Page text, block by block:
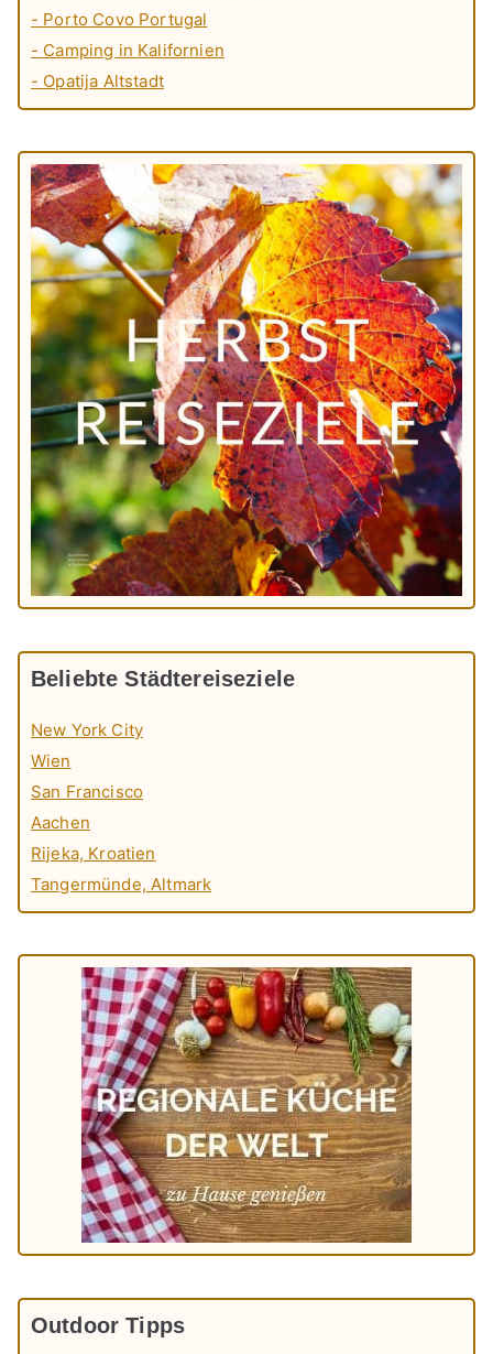
- Porto Covo Portugal
- Camping in Kalifornien
- Opatija Altstadt
Beliebte Städtereiseziele
New York City
Wien
San Francisco
Aachen
Rijeka, Kroatien
Tangermünde, Altmark
Outdoor Tipps